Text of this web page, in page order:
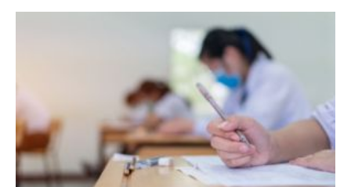
la
le
juge
des
référés